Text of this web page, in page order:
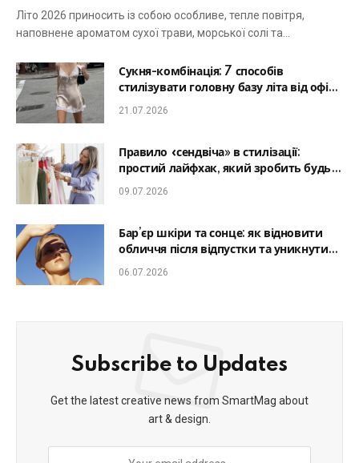
Літо 2026 приносить із собою особливе, тепле повітря,
наповнене ароматом сухої трави, морської солі та…
Сукня-комбінація: 7 способів
стилізувати головну базу літа від офісу
до романтичної вечері
21.07.2026
Правило «сендвіча» в стилізації:
простий лайфхак, який зробить будь-
який образ гармонійним
09.07.2026
Бар’єр шкіри та сонце: як відновити
обличчя після відпустки та уникнути
фотостаріння
06.07.2026
Subscribe to Updates
Get the latest creative news from SmartMag about
art & design.